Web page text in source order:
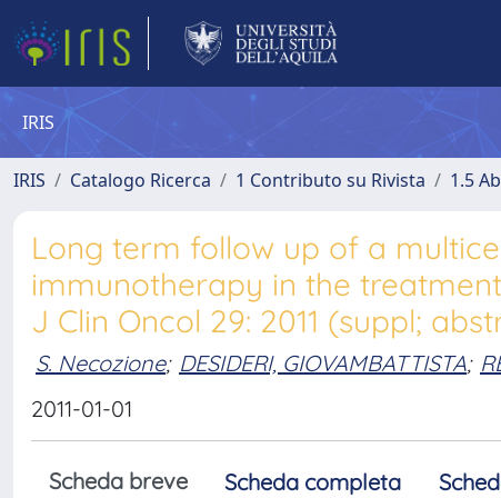
IRIS
IRIS Catalogo Ricerca 1 Contributo su Rivista 1.5
Long term follow up of a
immunotherapy in the
J Clin Oncol 29: 2011 (suppl;
S. Necozione; DESIDERI, GIOVAMBATTISTA;
2011-01-01
Scheda breve Scheda completa